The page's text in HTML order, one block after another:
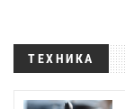
ТЕХНИКА